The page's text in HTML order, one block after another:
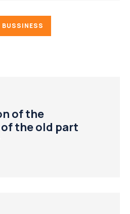
BUSSINESS
of the
the old part